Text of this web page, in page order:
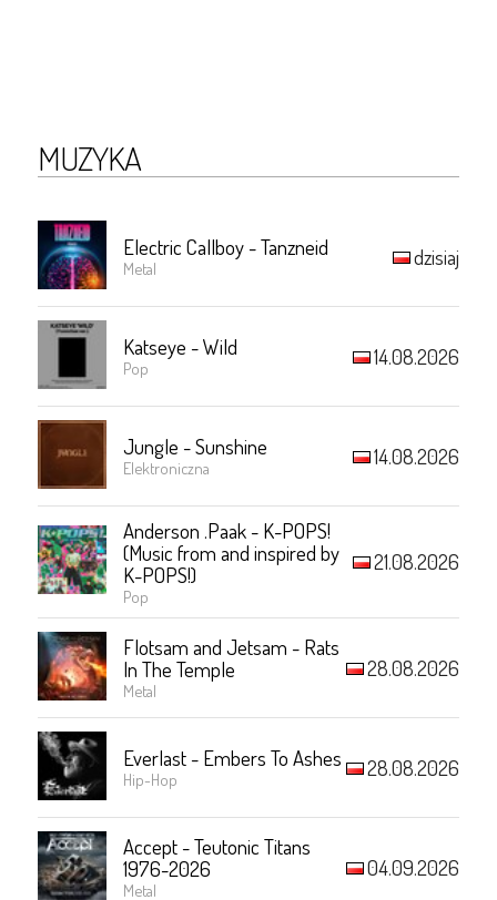
MUZYKA
Electric Callboy - Tanzneid
Metal dzisiaj
Katseye - Wild
Pop 14.08.2026
Jungle - Sunshine
Elektroniczna 14.08.2026
Anderson .Paak - K-POPS!
(Music from and inspired by
K-POPS!)
Pop
21.08.2026
Flotsam and Jetsam - Rats
In The Temple
Metal
28.08.2026
Everlast - Embers To Ashes
Hip-Hop 28.08.2026
Accept - Teutonic Titans
1976-2026
Metal
04.09.2026